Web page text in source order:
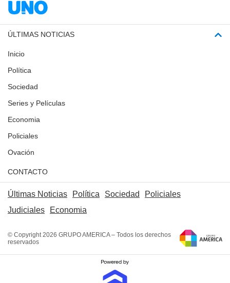
ÚLTIMAS NOTICIAS
Inicio
Política
Sociedad
Series y Películas
Economia
Policiales
Ovación
CONTACTO
Últimas Noticias Política Sociedad
Policiales
Judiciales
Economia
© Copyright 2026 GRUPO AMERICA – Todos los derechos
reservados